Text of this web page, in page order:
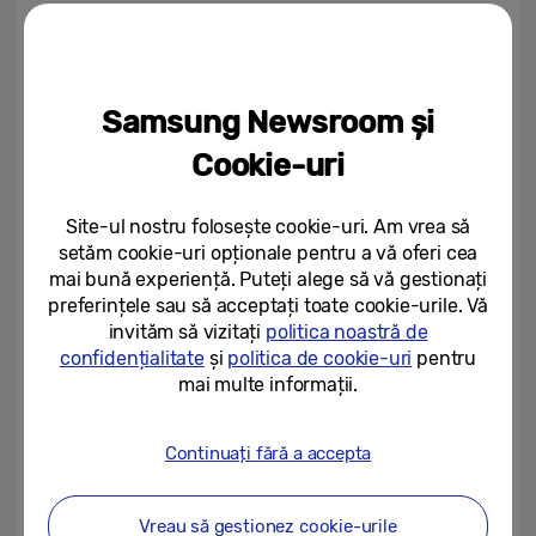
Pentru jucătorii care prioritizează imaginile
cinematografice împreună cu performanța,
modelul Odyssey G6 (modelul
inch dispune de un panou QD-OLED uimitor,
cu rezoluție QHD și o rată de refresh de 240
Hz, oferind un contrast bogat, culori
vibrante și performanțe fluide și receptive.
Cu un timp de răspuns GTG [2]de 0,03 ms și
HDR10+ GAMING, monitorul este ideal
captivante fără a sacrifica viteza.
Ambele monitoare sunt compatibile cu
Samsung Newsroom și
Cookie-uri
Site-ul nostru folosește cookie-uri. Am vrea să
setăm cookie-uri opționale pentru a vă oferi cea
mai bună experiență. Puteți alege să vă gestionați
preferințele sau să acceptați toate cookie-urile. Vă
invităm să vizitați politica noastră de
confidențialitateși politica de cookie-uri pentru
mai multe informații.
Continuați fără a accepta
Vreau să gestionez cookie-urile